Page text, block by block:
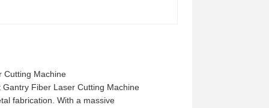
Cutting Machine
Fiber Laser Cutting Machine
fabrication. With a massive